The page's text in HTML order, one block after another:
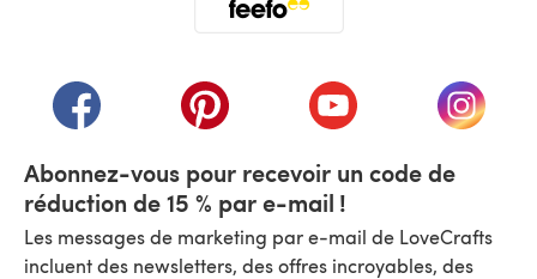
(s'ouvre dans un nouvel onglet)
(s'ouvre dans un nouvel onglet)
(s'ouvre dans un(s'ouvre
Abonnez-vous pour recevoir un code de
réduction de 15 % par e-mail !
Les messages de marketing par e-mail de LoveCrafts
incluent des newsletters, des offres incroyables, des